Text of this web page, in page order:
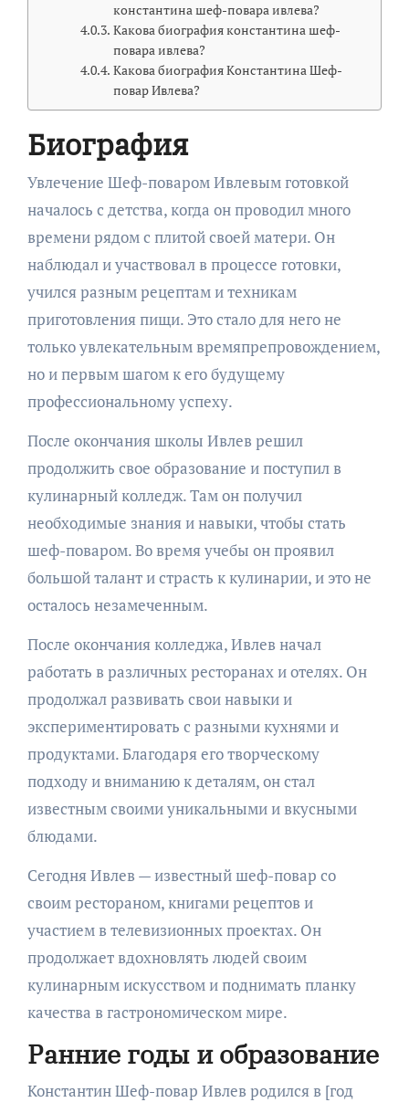
константина шеф-повара ивлева?
Какова биография константина шеф-
повара ивлева?
Какова биография Константина Шеф-
повар Ивлева?
Биография
Увлечение Шеф-поваром Ивлевым готовкой
началось с детства, когда он проводил много
времени рядом с плитой своей матери. Он
наблюдал и участвовал в процессе готовки,
учился разным рецептам и техникам
приготовления пищи. Это стало для него не
только увлекательным времяпрепровождением,
но и первым шагом к его будущему
профессиональному успеху.
После окончания школы Ивлев решил
продолжить свое образование и поступил в
кулинарный колледж. Там он получил
необходимые знания и навыки, чтобы стать
шеф-поваром. Во время учебы он проявил
большой талант и страсть к кулинарии, и это не
осталось незамеченным.
После окончания колледжа, Ивлев начал
работать в различных ресторанах и отелях. Он
продолжал развивать свои навыки и
экспериментировать с разными кухнями и
продуктами. Благодаря его творческому
подходу и вниманию к деталям, он стал
известным своими уникальными и вкусными
блюдами.
Сегодня Ивлев — известный шеф-повар со
своим рестораном, книгами рецептов и
участием в телевизионных проектах. Он
продолжает вдохновлять людей своим
кулинарным искусством и поднимать планку
качества в гастрономическом мире.
Ранние годы и образование
Константин Шеф-повар Ивлев родился в [год